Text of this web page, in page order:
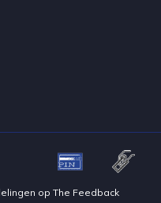
op The Feedback